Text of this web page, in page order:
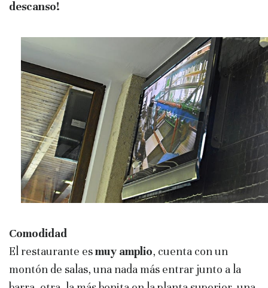
descanso!
Comodidad
El restaurante esmuy amplio, cuenta con un
montón de salas, una nada más entrar junto a la